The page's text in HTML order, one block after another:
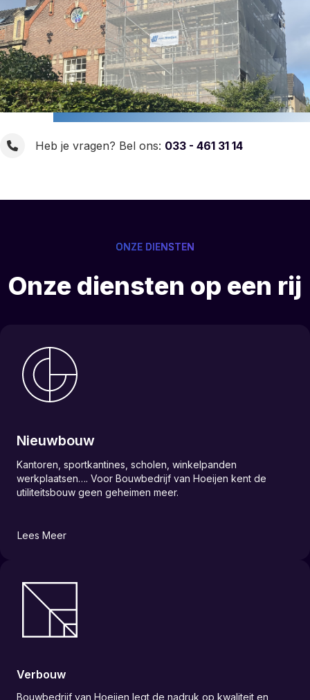
Heb je vragen? Bel ons: 033 - 461 31 14
ONZE DIENSTEN
Onze diensten op een rij
Nieuwbouw
Kantoren, sportkantines, scholen, winkelpanden
werkplaatsen…. Voor Bouwbedrijf van Hoeijen kent de
utiliteitsbouw geen geheimen meer.
Lees Meer
Verbouw
Bouwbedrijf van Hoeijen legt de nadruk op kwaliteit en